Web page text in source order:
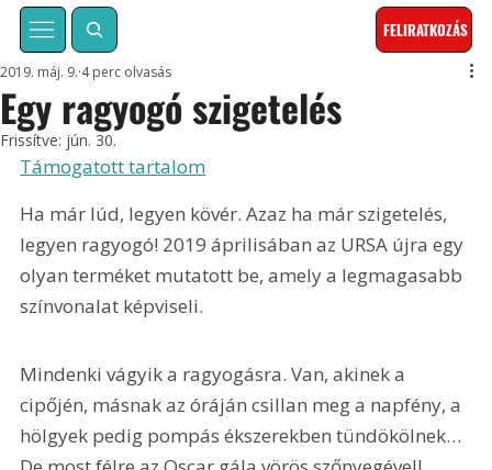
FELIRATKOZÁS
Egy ragyogó szigetelés
2019. máj. 9. 4 perc olvasás
Frissítve: jún. 30.
Támogatott tartalom
Ha már lúd, legyen kövér. Azaz ha már szigetelés,
legyen ragyogó! 2019 áprilisában az URSA újra egy
olyan terméket mutatott be, amely a legmagasabb
színvonalat képviseli.
Mindenki vágyik a ragyogásra. Van, akinek a
cipőjén, másnak az óráján csillan meg a napfény, a
hölgyek pedig pompás ékszerekben tündökölnek…